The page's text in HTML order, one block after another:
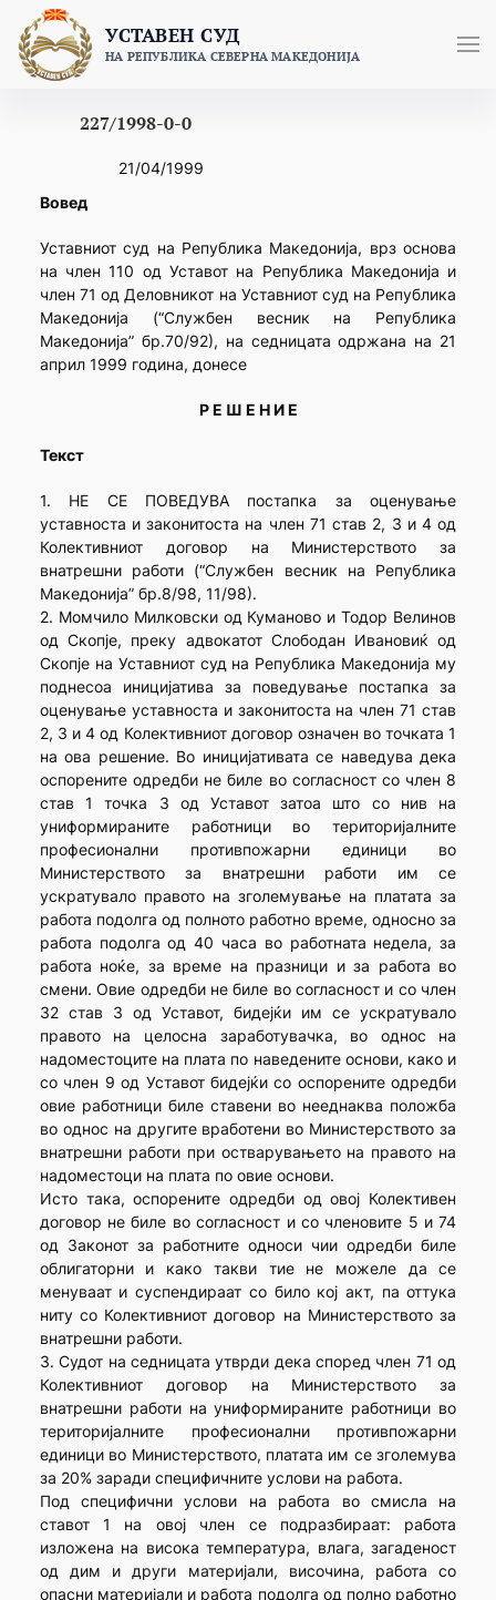
content
УСТАВЕН СУД
НА РЕПУБЛИКА СЕВЕРНА МАКЕДОНИЈА
227/1998-0-0
21/04/1999
Вовед
Уставниот суд на Република Македонија, врз основа
на член 110 од Уставот на Република Македонија и
член 71 од Деловникот на Уставниот суд на Република
Македонија (“Службен весник на Република
Македонија” бр.70/92), на седницата одржана на 21
април 1999 година, донесе
Р Е Ш Е Н И Е
Текст
1. НЕ СЕ ПОВЕДУВА постапка за оценување
уставноста и законитоста на член 71 став 2, 3 и 4 од
Колективниот договор на Министерството за
внатрешни работи (“Службен весник на Република
Македонија” бр.8/98, 11/98).
2. Момчило Милковски од Куманово и Тодор Велинов
од Скопје, преку адвокатот Слободан Ивановиќ од
Скопје на Уставниот суд на Република Македонија му
поднесоа иницијатива за поведување постапка за
оценување уставноста и законитоста на член 71 став
2, 3 и 4 од Колективниот договор означен во точката 1
на ова решение. Во иницијативата се наведува дека
оспорените одредби не биле во согласност со член 8
став 1 точка 3 од Уставот затоа што со нив на
униформираните работници во територијалните
професионални противпожарни единици во
Министерството за внатрешни работи им се
ускратувало правото на зголемување на платата за
работа подолга од полното работно време, односно за
работа подолга од 40 часа во работната недела, за
работа ноќе, за време на празници и за работа во
смени. Овие одредби не биле во согласност и со член
32 став 3 од Уставот, бидејќи им се ускратувало
правото на целосна заработувачка, во однос на
надоместоците на плата по наведените основи, како и
со член 9 од Уставот бидејќи со оспорените одредби
овие работници биле ставени во нееднаква положба
во однос на другите вработени во Министерството за
внатрешни работи при остварувањето на правото на
надоместоци на плата по овие основи.
Исто така, оспорените одредби од овој Колективен
договор не биле во согласност и со членовите 5 и 74
од Законот за работните односи чии одредби биле
облигаторни и како такви тие не можеле да се
менуваат и суспендираат со било кој акт, па оттука
ниту со Колективниот договор на Министерството за
внатрешни работи.
3. Судот на седницата утврди дека според член 71 од
Колективниот договор на Министерството за
внатрешни работи на униформираните работници во
територијалните професионални противпожарни
единици во Министерството, платата им се зголемува
за 20% заради специфичните услови на работа.
Под специфични услови на работа во смисла на
ставот 1 на овој член се подразбираат: работа
изложена на висока температура, влага, загаденост
од дим и други материјали, височина, работа со
опасни материјали и работа подолга од полно работно